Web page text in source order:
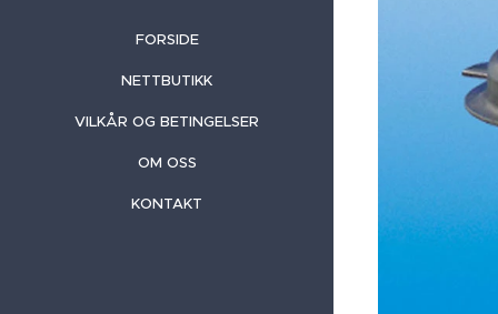
FORSIDE
NETTBUTIKK
VILKÅR OG BETINGELSER
OM OSS
KONTAKT